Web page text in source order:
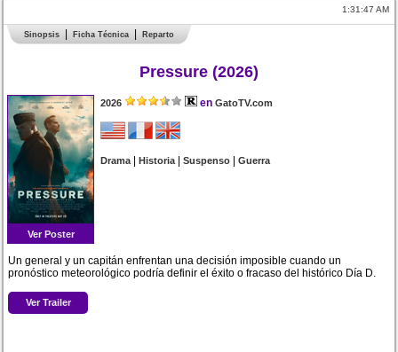
1:31:47 AM
Sinopsis Ficha Técnica Reparto
Pressure (2026)
Ver Poster
2026 en GatoTV.com
Drama|Historia|Suspenso |Guerra
Un general y un capitán enfrentan una decisión imposible cuando un
pronóstico meteorológico podría definir el éxito o fracaso del histórico Día D.
Ver Trailer